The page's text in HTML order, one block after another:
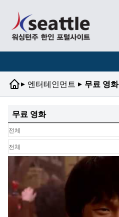
▸ 엔터테인먼트 ▸ 무료 영화
무료 영화